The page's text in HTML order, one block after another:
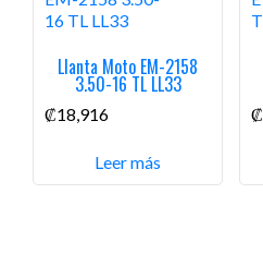
Llanta Moto EM-2158
3.50-16 TL LL33
₡18,916
Leer más
₡